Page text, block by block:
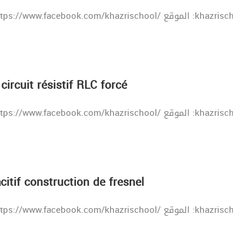
résistif RLC forcé
construction de fresnel